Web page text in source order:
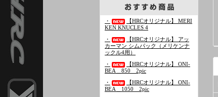
・
【HRCオリジナル】 MERI
KEN KNUCLES 4
・
【HRCオリジナル】 アッ
カーマン シムパック（メリケンナ
ックル4用）
・
【HRCオリジナル】 ONI-
BEA＿850 2pic
・
【HRCオリジナル】 ONI-
BEA＿1050 2pic